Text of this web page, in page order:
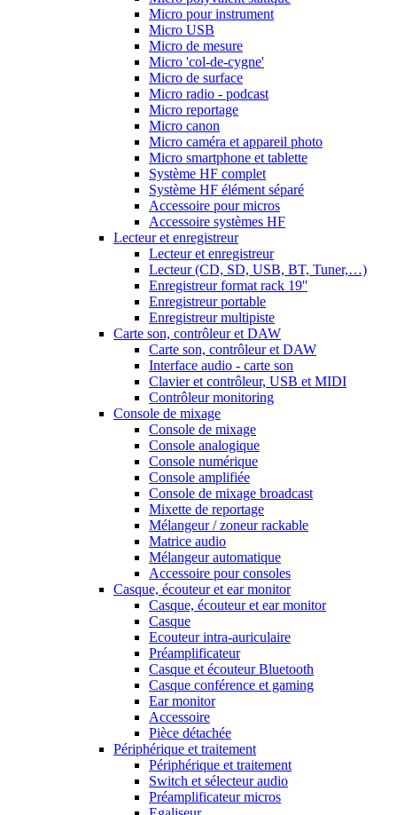
Micro pour instrument
Micro USB
Micro de mesure
Micro 'col-de-cygne'
Micro de surface
Micro radio - podcast
Micro reportage
Micro canon
Micro caméra et appareil photo
Micro smartphone et tablette
Système HF complet
Système HF élément séparé
Accessoire pour micros
Accessoire systèmes HF
Lecteur et enregistreur
Lecteur et enregistreur
Lecteur (CD, SD, USB, BT, Tuner,…)
Enregistreur format rack 19''
Enregistreur portable
Enregistreur multipiste
Carte son, contrôleur et DAW
Carte son, contrôleur et DAW
Interface audio - carte son
Clavier et contrôleur, USB et MIDI
Contrôleur monitoring
Console de mixage
Console de mixage
Console analogique
Console numérique
Console amplifiée
Console de mixage broadcast
Mixette de reportage
Mélangeur / zoneur rackable
Matrice audio
Mélangeur automatique
Accessoire pour consoles
Casque, écouteur et ear monitor
Casque, écouteur et ear monitor
Casque
Ecouteur intra-auriculaire
Préamplificateur
Casque et écouteur Bluetooth
Casque conférence et gaming
Ear monitor
Accessoire
Pièce détachée
Périphérique et traitement
Périphérique et traitement
Switch et sélecteur audio
Préamplificateur micros